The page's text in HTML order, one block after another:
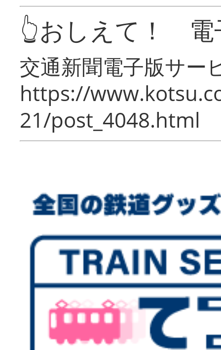
👆おしえて！ 電
交通新聞電子版サー
https://
21/post_4048.html